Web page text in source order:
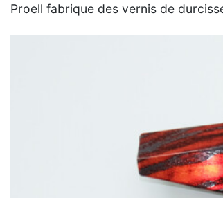
Proell fabrique des vernis de